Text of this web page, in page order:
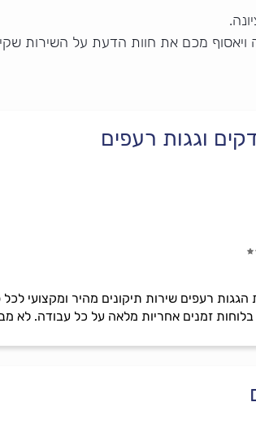
ויאסוף מכם את חוות הדעת על השירות
וגגות רעפים
רעפים שירות תיקונים מהיר ומקצועי לכל
זמנים אחריות מלאה על כל עבודה. לא